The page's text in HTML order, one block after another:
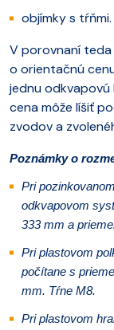
objímky s tŕňmi.
V porovnaní teda
o orientačnú
jednu odkvapovú
cena môže líšiť
zvodov a
Poznámky o
Pri
odkvapovom
333 mm a
Pri plastovom
počítane s
mm. Tŕne M8.
Pri plastovom